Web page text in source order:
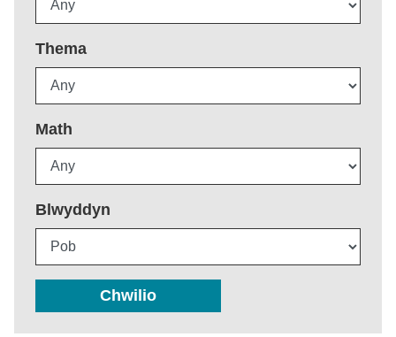
Thema
Math
Blwyddyn
Chwilio